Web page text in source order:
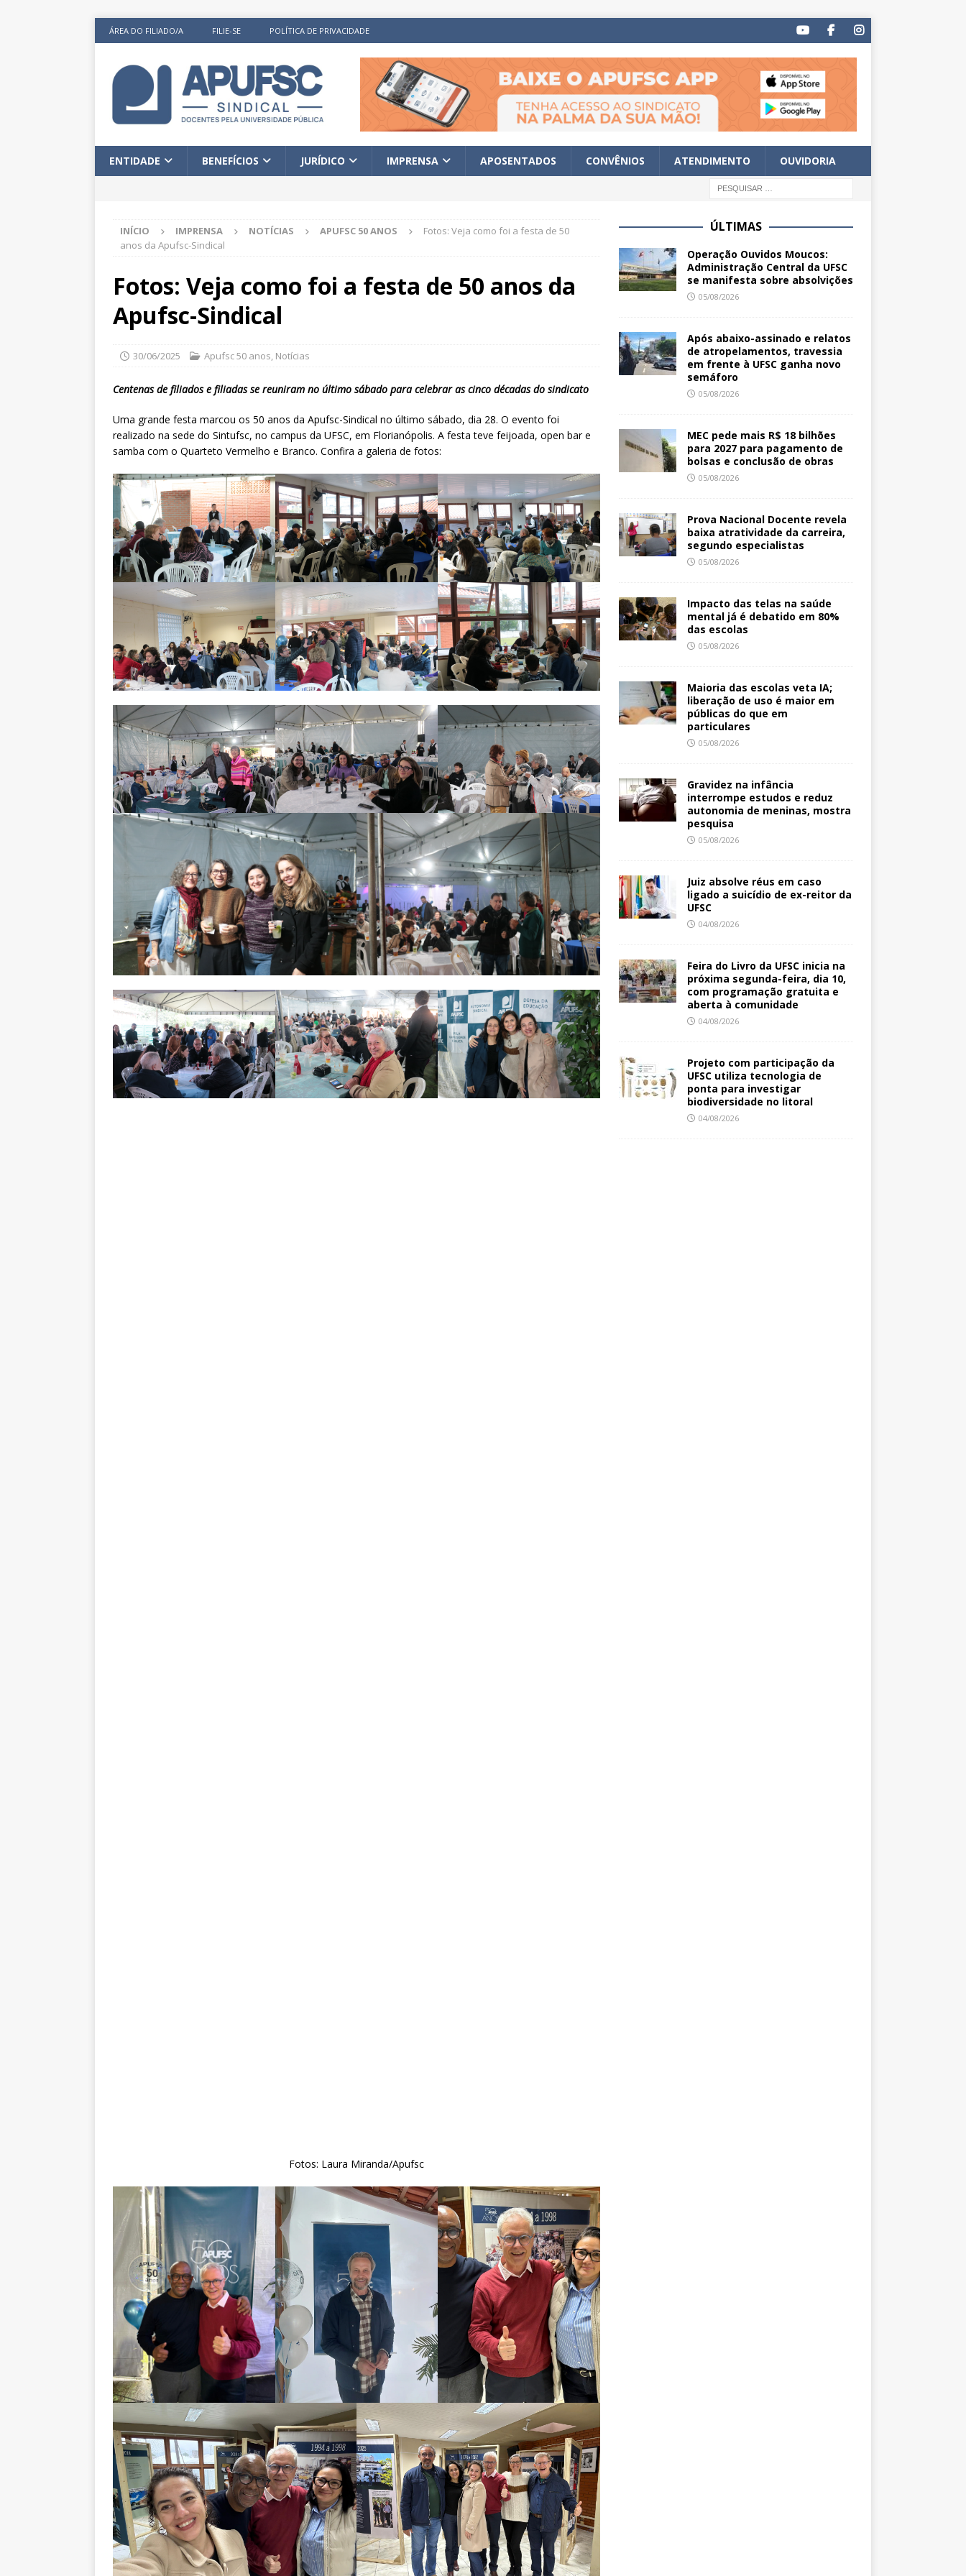
ÁREA DO FILIADO/A FILIE-SE POLÍTICA DE PRIVACIDADE
ENTIDADE BENEFÍCIOS JURÍDICO IMPRENSA APOSENTADOS CONVÊNIOS ATENDIMENTO OUVIDORIA
INÍCIO IMPRENSA NOTÍCIAS APUFSC 50 ANOS
Fotos: Veja como foi a festa de 50
anos da Apufsc-Sindical
Fotos: Veja como foi a festa de 50 anos da
Apufsc-Sindical
30/06/2025 Apufsc 50 anos, Notícias
Centenas de filiados e filiadas se reuniram no último sábado para celebrar as cinco décadas do sindicato
Uma grande festa marcou os 50 anos da Apufsc-Sindical no último sábado, dia 28. O evento foi
realizado na sede do Sintufsc, no campus da UFSC, em Florianópolis. A festa teve feijoada, open bar e
samba com o Quarteto Vermelho e Branco. Confira a galeria de fotos:
Fotos: Laura Miranda/Apufsc
ÚLTIMAS
Operação Ouvidos Moucos:
Administração Central da UFSC
se manifesta sobre absolvições
05/08/2026
Após abaixo-assinado e relatos
de atropelamentos, travessia
em frente à UFSC ganha novo
semáforo
05/08/2026
MEC pede mais R$ 18 bilhões
para 2027 para pagamento de
bolsas e conclusão de obras
05/08/2026
Prova Nacional Docente revela
baixa atratividade da carreira,
segundo especialistas
05/08/2026
Impacto das telas na saúde
mental já é debatido em 80%
das escolas
05/08/2026
Maioria das escolas veta IA;
liberação de uso é maior em
públicas do que em
particulares
05/08/2026
Gravidez na infância
interrompe estudos e reduz
autonomia de meninas, mostra
pesquisa
05/08/2026
Juiz absolve réus em caso
ligado a suicídio de ex-reitor da
UFSC
04/08/2026
Feira do Livro da UFSC inicia na
próxima segunda-feira, dia 10,
com programação gratuita e
aberta à comunidade
04/08/2026
Projeto com participação da
UFSC utiliza tecnologia de
ponta para investigar
biodiversidade no litoral
04/08/2026